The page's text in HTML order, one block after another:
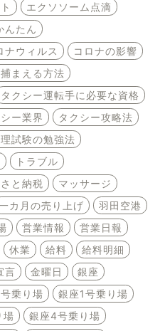
エクソソーム点滴
んたん
ナウィルス
コロナの影響
まえる方法
タクシー運転手に必要な資格
ー業界
タクシー攻略法
試験の勉強法
トラブル
と納税
マッサージ
カ月の売り上げ
羽田空港
営業情報
営業日報
休業 給料
給料明細
言 金曜日
銀座
乗り場
銀座1号乗り場
場
銀座4号乗り場